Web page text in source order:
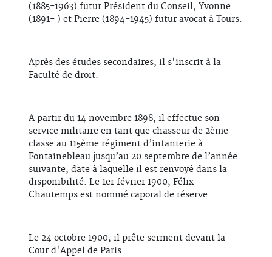
(1885-1963) futur Président du Conseil, Yvonne
(1891- ) et Pierre (1894-1945) futur avocat à Tours.
Après des études secondaires, il s'inscrit à la
Faculté de droit.
A partir du 14 novembre 1898, il effectue son
service militaire en tant que chasseur de 2ème
classe au 115ème régiment d’infanterie à
Fontainebleau jusqu’au 20 septembre de l’année
suivante, date à laquelle il est renvoyé dans la
disponibilité. Le 1er février 1900, Félix
Chautemps est nommé caporal de réserve.
Le 24 octobre 1900, il prête serment devant la
Cour d'Appel de Paris.